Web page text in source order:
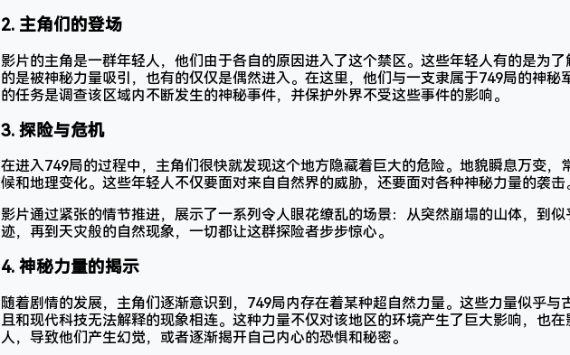
2. 主角们的登场
影片的主角是一群年轻人，他们由于各自的原因进入了这个禁区。这些年轻人有的是为
的是被神秘力量吸引，也有的仅仅是偶然进入。在这里，他们与一支隶属于749局的神秘
的任务是调查该区域内不断发生的神秘事件，并保护外界不受这些事件的影响。
3. 探险与危机
在进入749局的过程中，主角们很快就发现这个地方隐藏着巨大的危险。地貌瞬息万变，
候和地理变化。这些年轻人不仅要面对来自自然界的威胁，还要面对各种神秘力量的袭击
影片通过紧张的情节推进，展示了一系列令人眼花缭乱的场景：从突然崩塌的山体，到
迹，再到天灾般的自然现象，一切都让这群探险者步步惊心。
4. 神秘力量的揭示
随着剧情的发展，主角们逐渐意识到，749局内存在着某种超自然力量。这些力量似乎与
且和现代科技无法解释的现象相连。这种力量不仅对该地区的环境产生了巨大影响，也
人，导致他们产生幻觉，或者逐渐揭开自己内心的恐惧和秘密。